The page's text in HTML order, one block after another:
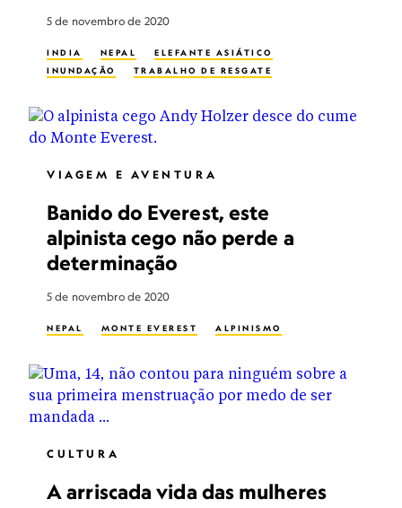
5 de novembro de 2020
INDIA NEPAL
ELEFANTE ASIÁTICO
INUNDAÇÃO
TRABALHO DE RESGATE
VIAGEM E AVENTURA
Banido do Everest, este
alpinista cego não perde a
determinação
5 de novembro de 2020
NEPAL MONTE EVEREST ALPINISMO
CULTURA
A arriscada vida das mulheres